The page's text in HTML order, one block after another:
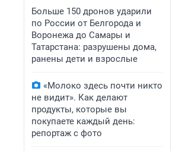
Больше 150 дронов ударили
по России от Белгорода и
Воронежа до Самары и
Татарстана: разрушены дома,
ранены дети и взрослые
«Молоко здесь почти никто
не видит». Как делают
продукты, которые вы
покупаете каждый день:
репортаж с фото